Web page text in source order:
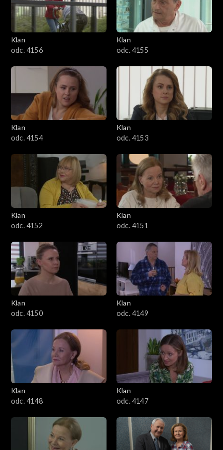
Klan
odc. 4156
Klan
odc. 4155
Klan
odc. 4154
Klan
odc. 4153
Klan
odc. 4152
Klan
odc. 4151
Klan
odc. 4150
Klan
odc. 4149
Klan
odc. 4148
Klan
odc. 4147